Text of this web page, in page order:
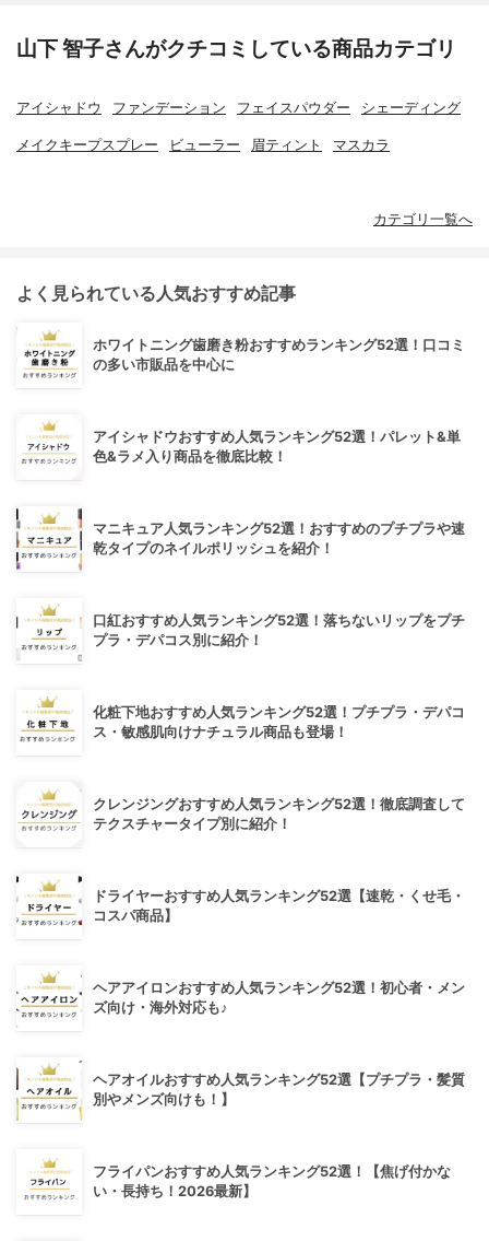
山下 智子さんがクチコミしている商品カテゴリ
アイシャドウ ファンデーション フェイスパウダー シェーディング
メイクキープスプレー ビューラー 眉ティント マスカラ
カテゴリ一覧へ
よく見られている人気おすすめ記事
ホワイトニング歯磨き粉おすすめランキング52選！口コミ
の多い市販品を中心に
アイシャドウおすすめ人気ランキング52選！パレット&単
色&ラメ入り商品を徹底比較！
マニキュア人気ランキング52選！おすすめのプチプラや速
乾タイプのネイルポリッシュを紹介！
口紅おすすめ人気ランキング52選！落ちないリップをプチ
プラ・デパコス別に紹介！
化粧下地おすすめ人気ランキング52選！プチプラ・デパコ
ス・敏感肌向けナチュラル商品も登場！
クレンジングおすすめ人気ランキング52選！徹底調査して
テクスチャータイプ別に紹介！
ドライヤーおすすめ人気ランキング52選【速乾・くせ毛・
コスパ商品】
ヘアアイロンおすすめ人気ランキング52選！初心者・メン
ズ向け・海外対応も♪
ヘアオイルおすすめ人気ランキング52選【プチプラ・髪質
別やメンズ向けも！】
フライパンおすすめ人気ランキング52選！【焦げ付かな
い・長持ち！2026最新】